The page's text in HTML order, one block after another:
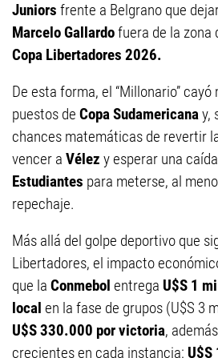
Juniors frente a Belgrano que
Marcelo Gallardofuera de la zona
Copa Libertadores 2026.
De esta forma, el “Millonario”
puestos de Copa Sudamericanay,
chances matemáticas de revertir
vencer a Vélez y esperar una
Estudiantes para meterse, al
repechaje.
Más allá del golpe deportivo que
Libertadores, el impacto
que la Conmebol entrega U$S 1
local en la fase de grupos (U$S 3
U$S 330.000 por victoria,
crecientes en cada instancia: